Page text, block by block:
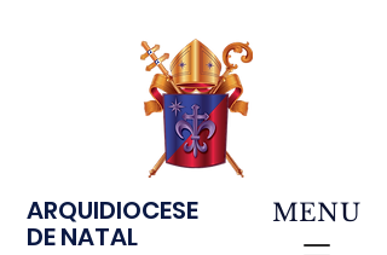
ARQUIDIOCESE
DE NATAL
MENU